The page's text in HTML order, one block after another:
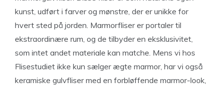
kunst, udført i farver og mønstre, der er unikke for
hvert sted på jorden. Marmorfliser er portaler til
ekstraordinære rum, og de tilbyder en eksklusivitet,
som intet andet materiale kan matche. Mens vi hos
Flisestudiet ikke kun sælger ægte marmor, har vi også
keramiske gulvfliser med en forbløffende marmor-look,